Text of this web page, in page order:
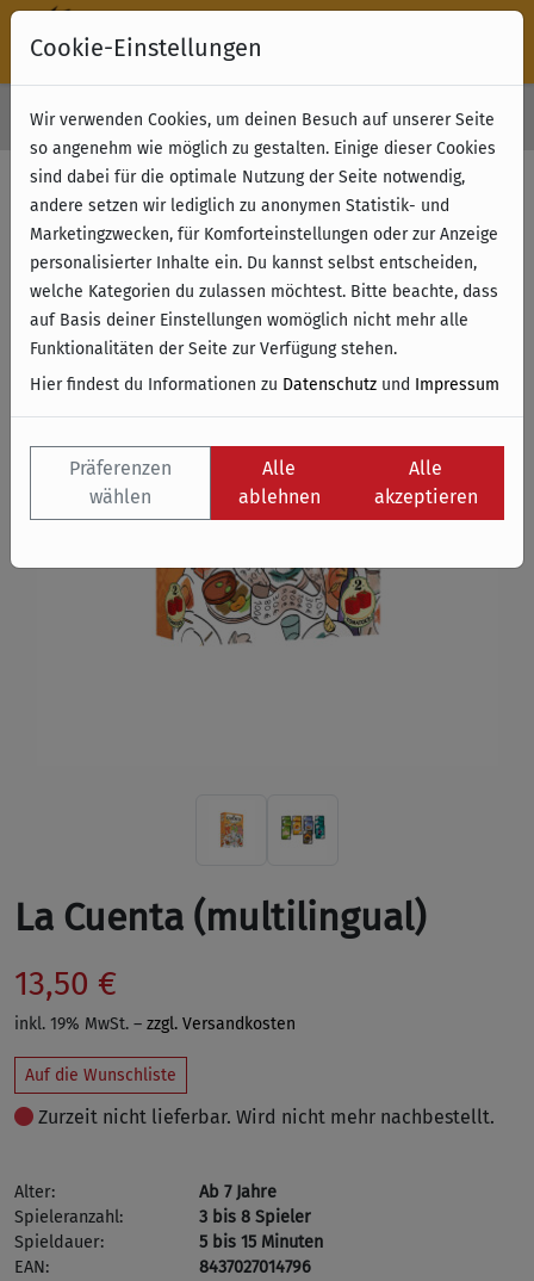
Kostenloser Versand & Retoure ab 49 € (innerhalb Deutschlands)
La Cuenta (multilingual)
13,50 €
inkl. 19% MwSt. – zzgl. Versandkosten
Auf die Wunschliste
Zurzeit nicht lieferbar. Wird nicht mehr nachbestellt.
Alter:
Ab 7 Jahre
Spieleranzahl:
3 bis 8 Spieler
Spieldauer:
5 bis 15 Minuten
EAN:
8437027014796
Cookie-Einstellungen
Wir verwenden Cookies, um deinen Besuch auf unserer Seite
so angenehm wie möglich zu gestalten. Einige dieser Cookies
sind dabei für die optimale Nutzung der Seite notwendig,
andere setzen wir lediglich zu anonymen Statistik- und
Marketingzwecken, für Komforteinstellungen oder zur Anzeige
personalisierter Inhalte ein. Du kannst selbst entscheiden,
welche Kategorien du zulassen möchtest. Bitte beachte, dass
auf Basis deiner Einstellungen womöglich nicht mehr alle
Funktionalitäten der Seite zur Verfügung stehen.
Hier findest du Informationen zu Datenschutz und Impressum
Präferenzen
wählen
Alle
ablehnen
Alle
akzeptieren